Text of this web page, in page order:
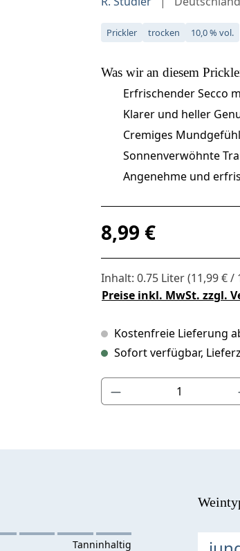
Prickler trocken 10,0 % vol.
Was wir an diesem
Erfrischender Secco
Klarer und heller
Cremiges
Sonnenverwöhnte
Angenehme und
Regulärer Preis:
8,99 €
Inhalt: 0.75 Liter(11,99 € /
Preise inkl. MwSt. zzgl.
Kostenfreie Lieferung
Sofort verfügbar,
Produkt Anzahl: Gib den